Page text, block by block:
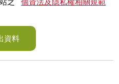
之
個資法及隱私權相關規範
資料